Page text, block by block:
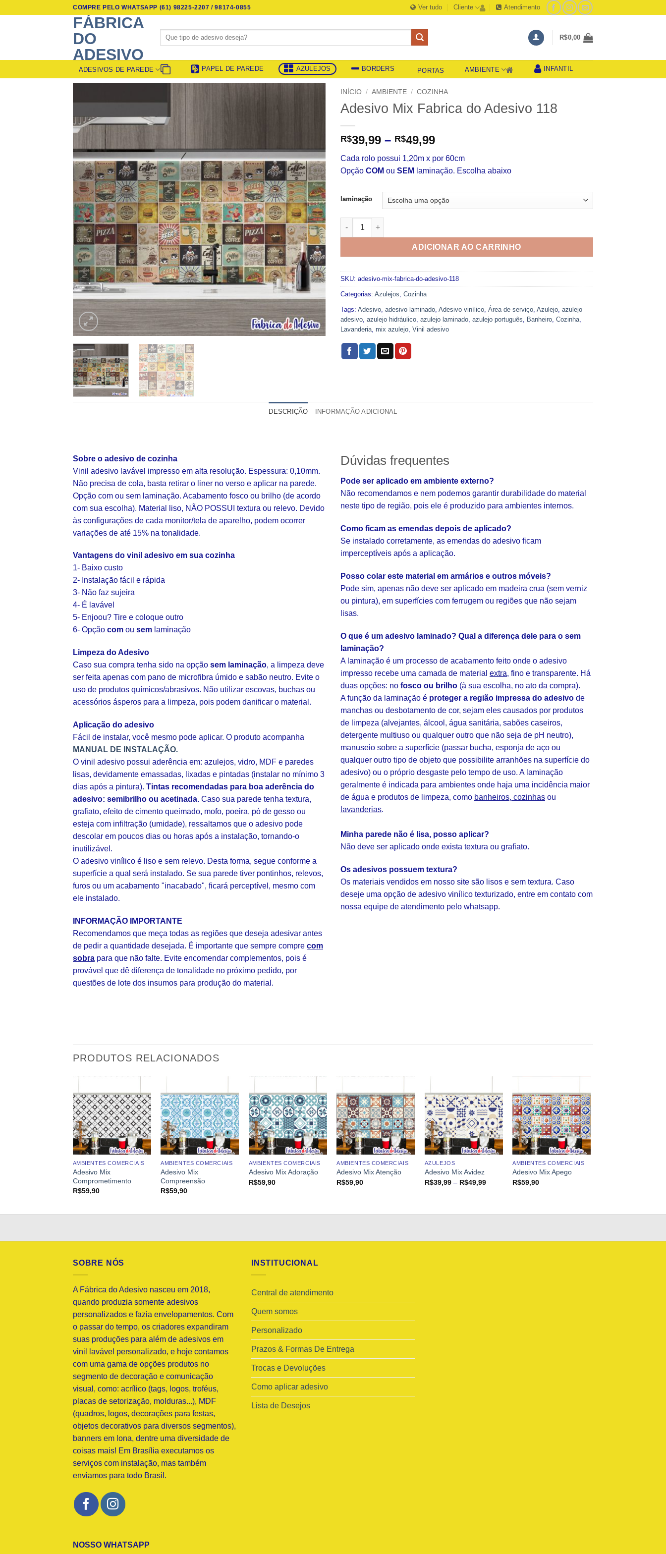
COMPRE PELO WHATSAPP (61) 98225-2207 / 98174-0855 Ver tudo Cliente Atendimento
FÁBRICA
DO
ADESIVO
Pesquisar
por:
R$0,00
ADESIVOS DE PAREDE PAPEL DE PAREDE AZULEJOS BORDERS PORTAS AMBIENTE INFANTIL
INÍCIO / AMBIENTE / COZINHA
Adesivo Mix Fabrica do Adesivo 118
R$39,99 – R$49,99Faixa
preço:
R$39,99
R$49,99
Cada rolo possui 1,20m x por 60cm
Opção COM ou SEM laminação. Escolha abaixo
laminação
Adesivo Mix Fabrica do Adesivo 118 quantidade
ADICIONAR AO CARRINHO
SKU: adesivo-mix-fabrica-do-adesivo-118
Categorias: Azulejos Cozinha
Tags: Adesivo adesivo laminado Adesivo vinílico Área de serviço Azulejo azulejo
adesivo azulejo hidráulico azulejo laminado azulejo português Banheiro Cozinha
Lavanderia mix azulejo Vinil adesivo
DESCRIÇÃO INFORMAÇÃO ADICIONAL
Sobre o adesivo de cozinha
Vinil adesivo lavável impresso em alta resolução. Espessura: 0,10mm.
Não precisa de cola, basta retirar o liner no verso e aplicar na parede.
Opção com ou sem laminação. Acabamento fosco ou brilho (de acordo
com sua escolha). Material liso, NÃO POSSUI textura ou relevo. Devido
às configurações de cada monitor/tela de aparelho, podem ocorrer
variações de até 15% na tonalidade.
Vantagens do vinil adesivo em sua cozinha
1- Baixo custo
2- Instalação fácil e rápida
3- Não faz sujeira
4- É lavável
5- Enjoou? Tire e coloque outro
6- Opção com ou sem laminação
Limpeza do Adesivo
Caso sua compra tenha sido na opção sem laminação, a limpeza deve
ser feita apenas com pano de microfibra úmido e sabão neutro. Evite o
uso de produtos químicos/abrasivos. Não utilizar escovas, buchas ou
acessórios ásperos para a limpeza, pois podem danificar o material.
Aplicação do adesivo
Fácil de instalar, você mesmo pode aplicar. O produto acompanha
MANUAL DE INSTALAÇÃO.
O vinil adesivo possui aderência em: azulejos, vidro, MDF e paredes
lisas, devidamente emassadas, lixadas e pintadas (instalar no mínimo 3
dias após a pintura). Tintas recomendadas para boa aderência do
adesivo: semibrilho ou acetinada. Caso sua parede tenha textura,
grafiato, efeito de cimento queimado, mofo, poeira, pó de gesso ou
esteja com infiltração (umidade), ressaltamos que o adesivo pode
descolar em poucos dias ou horas após a instalação, tornando-o
inutilizável.
O adesivo vinílico é liso e sem relevo. Desta forma, segue conforme a
superfície a qual será instalado. Se sua parede tiver pontinhos, relevos,
furos ou um acabamento "inacabado", ficará perceptível, mesmo com
ele instalado.
INFORMAÇÃO IMPORTANTE
Recomendamos que meça todas as regiões que deseja adesivar antes
de pedir a quantidade desejada. É importante que sempre compre com
sobra para que não falte. Evite encomendar complementos, pois é
provável que dê diferença de tonalidade no próximo pedido, por
questões de lote dos insumos para produção do material.
Dúvidas frequentes
Pode ser aplicado em ambiente externo?
Não recomendamos e nem podemos garantir durabilidade do material
neste tipo de região, pois ele é produzido para ambientes internos.
Como ficam as emendas depois de aplicado?
Se instalado corretamente, as emendas do adesivo ficam
imperceptíveis após a aplicação.
Posso colar este material em armários e outros móveis?
Pode sim, apenas não deve ser aplicado em madeira crua (sem verniz
ou pintura), em superfícies com ferrugem ou regiões que não sejam
lisas.
O que é um adesivo laminado? Qual a diferença dele para o sem
laminação?
A laminação é um processo de acabamento feito onde o adesivo
impresso recebe uma camada de material extra, fino e transparente. Há
duas opções: no fosco ou brilho (à sua escolha, no ato da compra).
A função da laminação é proteger a região impressa do adesivo de
manchas ou desbotamento de cor, sejam eles causados por produtos
de limpeza (alvejantes, álcool, água sanitária, sabões caseiros,
detergente multiuso ou qualquer outro que não seja de pH neutro),
manuseio sobre a superfície (passar bucha, esponja de aço ou
qualquer outro tipo de objeto que possibilite arranhões na superfície do
adesivo) ou o próprio desgaste pelo tempo de uso. A laminação
geralmente é indicada para ambientes onde haja uma incidência maior
de água e produtos de limpeza, como banheiros, cozinhas ou
lavanderias.
Minha parede não é lisa, posso aplicar?
Não deve ser aplicado onde exista textura ou grafiato.
Os adesivos possuem textura?
Os materiais vendidos em nosso site são lisos e sem textura. Caso
deseje uma opção de adesivo vinílico texturizado, entre em contato com
nossa equipe de atendimento pelo whatsapp.
PRODUTOS RELACIONADOS
AMBIENTES COMERCIAIS
Adesivo Mix
Comprometimento
R$59,90
AMBIENTES COMERCIAIS
Adesivo Mix
Compreensão
R$59,90
AMBIENTES COMERCIAIS
Adesivo Mix Adoração
R$59,90
AMBIENTES COMERCIAIS
Adesivo Mix Atenção
R$59,90
AZULEJOS
Adesivo Mix Avidez
R$39,99 – R$49,99Faixa
R$49,99
AMBIENTES COMERCIAIS
Adesivo Mix Apego
R$59,90
SOBRE NÓS
A Fábrica do Adesivo nasceu em 2018,
quando produzia somente adesivos
personalizados e fazia envelopamentos. Com
o passar do tempo, os criadores expandiram
suas produções para além de adesivos em
vinil lavável personalizado, e hoje contamos
com uma gama de opções produtos no
segmento de decoração e comunicação
visual, como: acrílico (tags, logos, troféus,
placas de setorização, molduras...), MDF
(quadros, logos, decorações para festas,
objetos decorativos para diversos segmentos),
banners em lona, dentre uma diversidade de
coisas mais! Em Brasília executamos os
serviços com instalação, mas também
enviamos para todo Brasil.
NOSSO WHATSAPP
INSTITUCIONAL
Central de atendimento
Quem somos
Personalizado
Prazos & Formas De Entrega
Trocas e Devoluções
Como aplicar adesivo
Lista de Desejos